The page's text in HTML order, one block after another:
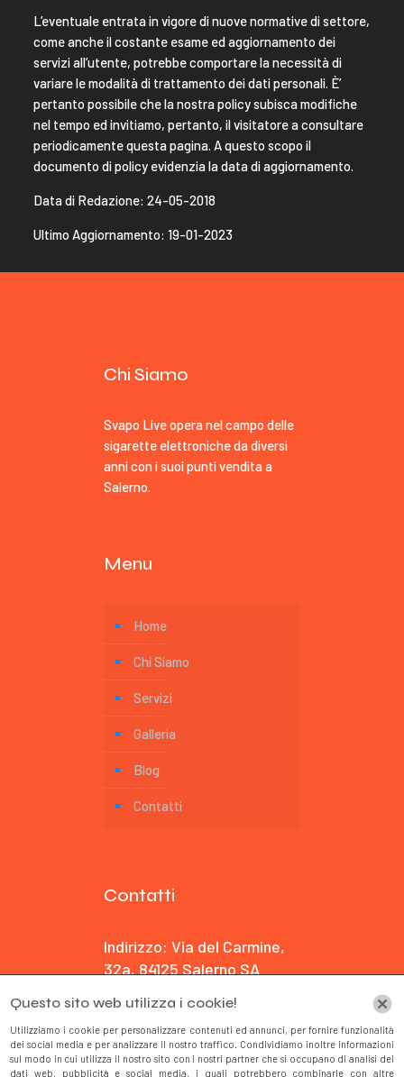
L’eventuale entrata in vigore di nuove normative di settore,
come anche il costante esame ed aggiornamento dei
servizi all’utente, potrebbe comportare la necessità di
variare le modalità di trattamento dei dati personali. È’
pertanto possibile che la nostra policy subisca modifiche
nel tempo ed invitiamo, pertanto, il visitatore a consultare
periodicamente questa pagina. A questo scopo il
documento di policy evidenzia la data di aggiornamento.
Data di Redazione: 24-05-2018
Ultimo Aggiornamento: 19-01-2023
Chi Siamo
Svapo Live opera nel campo delle
sigarette elettroniche da diversi
anni con i suoi punti vendita a
Salerno.
Menu
Home
Chi Siamo
Servizi
Galleria
Blog
Contatti
Contatti
Indirizzo: Via del Carmine,
32a, 84125 Salerno SA
Tel: +39 3477 497 668
Questo sito web utilizza i cookie!
Utilizziamo i cookie per personalizzare contenuti ed annunci, per fornire funzionalità
dei social media e per analizzare il nostro traffico. Condividiamo inoltre informazioni
sul modo in cui utilizza il nostro sito con i nostri partner che si occupano di analisi dei
dati web, pubblicità e social media, i quali potrebbero combinarle con altre